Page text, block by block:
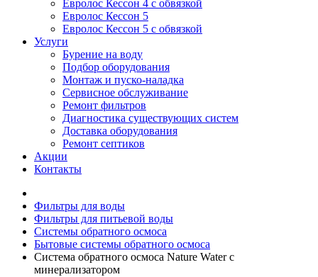
Евролос Кессон 4 с обвязкой
Евролос Кессон 5
Евролос Кессон 5 с обвязкой
Услуги
Бурение на воду
Подбор оборудования
Монтаж и пуско-наладка
Сервисное обслуживание
Ремонт фильтров
Диагностика существующих систем
Доставка оборудования
Ремонт септиков
Акции
Контакты
Фильтры для воды
Фильтры для питьевой воды
Системы обратного осмоса
Бытовые системы обратного осмоса
Система обратного осмоса Nature Water с
минерализатором